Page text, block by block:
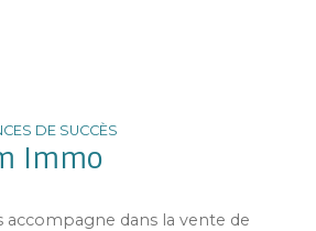
DE SUCCÈS
Immo
dans la vente de